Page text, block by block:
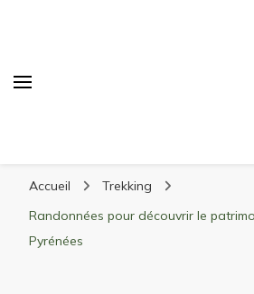
matériel,
Accueil
Trekking
Randonnées pour découvrir le
Pyrénées